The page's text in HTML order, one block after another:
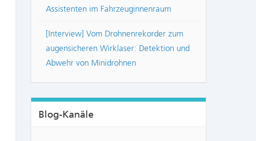
Assistenten im Fahrzeuginnenraum
[Interview] Vom Drohnenrekorder zum
augensicheren Wirklaser: Detektion und
Abwehr von Minidrohnen
Blog-Kanäle